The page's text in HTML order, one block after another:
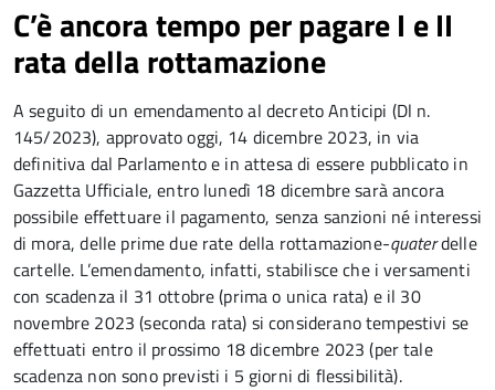
C’è ancora tempo per pagare I e II
rata della rottamazione
A seguito di un emendamento al decreto Anticipi (Dl n.
145/2023), approvato oggi, 14 dicembre 2023, in via
definitiva dal Parlamento e in attesa di essere pubblicato in
Gazzetta Ufficiale, entro lunedì 18 dicembre sarà ancora
possibile effettuare il pagamento, senza sanzioni né interessi
di mora, delle prime due rate della rottamazione-quaterdelle
cartelle. L’emendamento, infatti, stabilisce che i versamenti
con scadenza il 31 ottobre (prima o unica rata) e il 30
novembre 2023 (seconda rata) si considerano tempestivi se
effettuati entro il prossimo 18 dicembre 2023 (per tale
scadenza non sono previsti i 5 giorni di flessibilità).